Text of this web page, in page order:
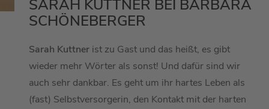
SARAH KUTTNER BEI BARBARA
SCHÖNEBERGER
Sarah Kuttner ist zu Gast und das heißt, es gibt
wieder mehr Wörter als sonst! Und dafür sind wir
auch sehr dankbar. Es geht um ihr hartes Leben als
(fast) Selbstversorgerin, den Kontakt mit der harten